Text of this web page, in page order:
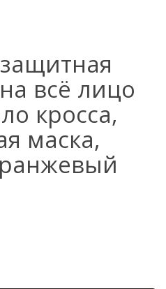
всё лицо
кросса,
маска,